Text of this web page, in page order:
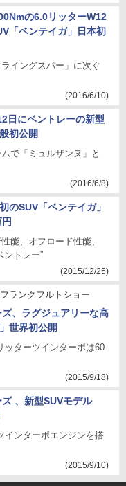
の6.0リッターW12
「ベンテイガ」日本初
イングスパー」に次ぐ
(2016/6/10)
日にベントレーの新型
初公開
で「ミュルザンヌ」と
(2016/6/8)
のSUV「ベンテイガ」
能、オフロード性能、
ントレー”
(2015/12/25)
ランクフルトショー
、ラグジュアリーな高
世界初公開
ッターツインターボは60
(2015/9/18)
、新型SUVモデル
インターボエンジンを搭
(2015/9/10)